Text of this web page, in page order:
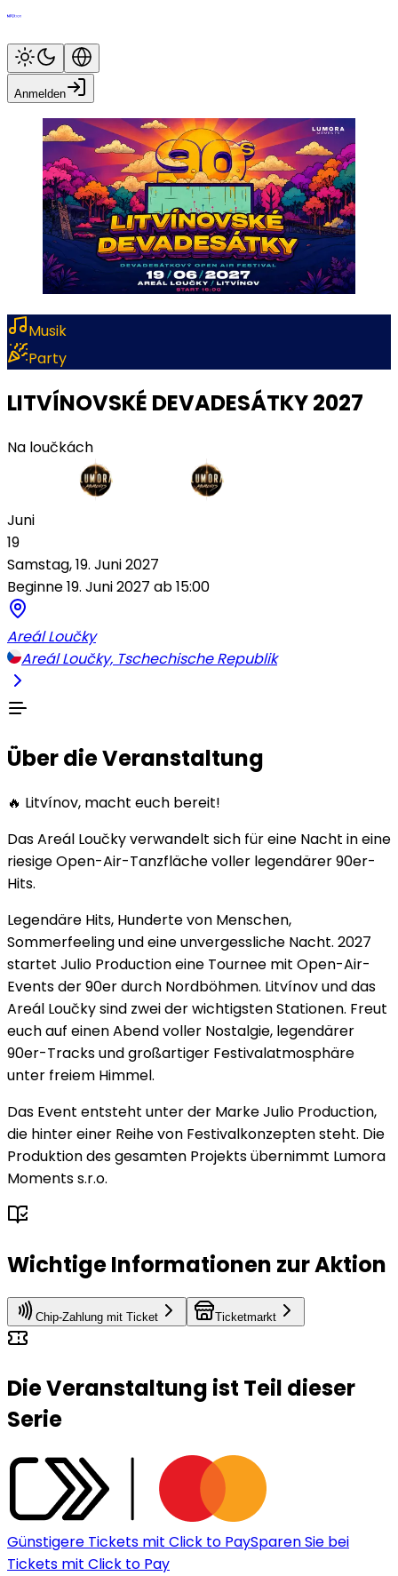
Anmelden
Musik
Party
LITVÍNOVSKÉ DEVADESÁTKY 2027
Na loučkách
Juni
19
Samstag, 19. Juni 2027
Beginne 19. Juni 2027 ab 15:00
Areál Loučky
Areál Loučky, Tschechische Republik
Über die Veranstaltung
🔥 Litvínov, macht euch bereit!
Das Areál Loučky verwandelt sich für eine Nacht in eine
riesige Open-Air-Tanzfläche voller legendärer 90er-
Hits.
Legendäre Hits, Hunderte von Menschen,
Sommerfeeling und eine unvergessliche Nacht. 2027
startet Julio Production eine Tournee mit Open-Air-
Events der 90er durch Nordböhmen. Litvínov und das
Areál Loučky sind zwei der wichtigsten Stationen. Freut
euch auf einen Abend voller Nostalgie, legendärer
90er-Tracks und großartiger Festivalatmosphäre
unter freiem Himmel.
Das Event entsteht unter der Marke Julio Production,
die hinter einer Reihe von Festivalkonzepten steht. Die
Produktion des gesamten Projekts übernimmt Lumora
Moments s.r.o.
Wichtige Informationen zur Aktion
Chip-Zahlung mit Ticket Ticketmarkt
Die Veranstaltung ist Teil dieser
Serie
Günstigere Tickets mit Click to PaySparen Sie bei
Tickets mit Click to Pay